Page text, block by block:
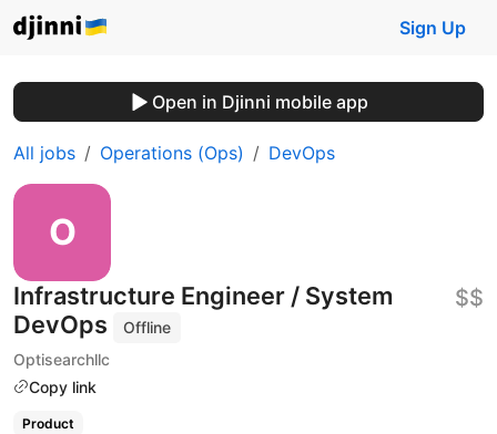
Sign Up
Open in Djinni mobile app
All jobs Operations (Ops) DevOps
Infrastructure Engineer / System
DevOps
Offline
Optisearchllc
Copy link
$$
Product